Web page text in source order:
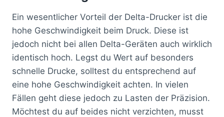
Ein wesentlicher Vorteil der Delta-Drucker ist die
hohe Geschwindigkeit beim Druck. Diese ist
jedoch nicht bei allen Delta-Geräten auch wirklich
identisch hoch. Legst du Wert auf besonders
schnelle Drucke, solltest du entsprechend auf
eine hohe Geschwindigkeit achten. In vielen
Fällen geht diese jedoch zu Lasten der Präzision.
Möchtest du auf beides nicht verzichten, musst